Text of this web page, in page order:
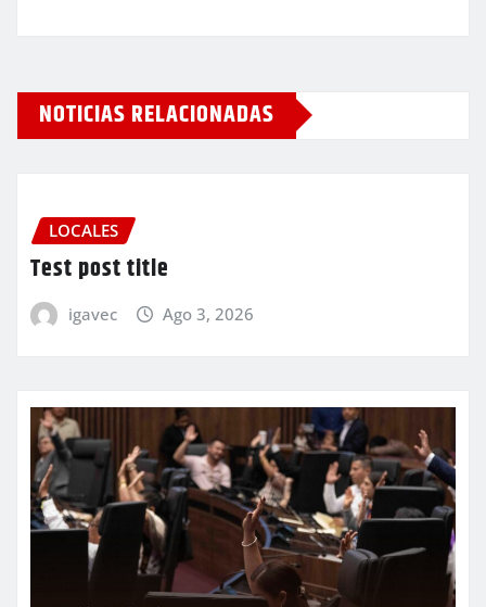
NOTICIAS RELACIONADAS
LOCALES
Test post title
igavec Ago 3, 2026